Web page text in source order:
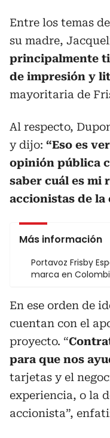
Entre los temas
su madre,
principalmente
de impresión y
mayoritaria de
Al respecto,
y dijo: “Eso es
opinión pública
saber cuál es mi
accionistas de la
Más información
Portavoz Frisby
marca en
En ese orden de
cuentan con el
proyecto. “
para que nos
tarjetas y el
experiencia, o la
accionista”,